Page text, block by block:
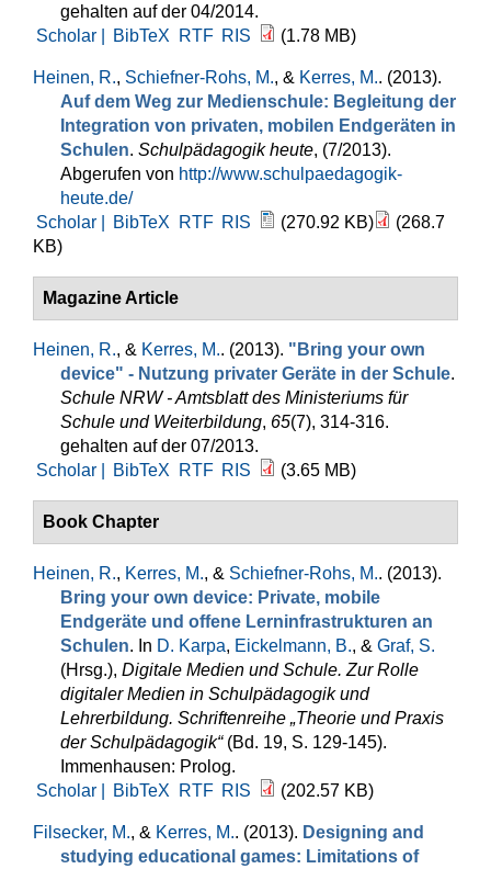
gehalten auf der 04/2014.
Scholar |
BibTeX RTF RIS (1.78 MB)
Heinen, R., Schiefner-Rohs, M., & Kerres, M.. (2013).
Auf dem Weg zur Medienschule: Begleitung der
Integration von privaten, mobilen Endgeräten in
Schulen. Schulpädagogik heute, (7/2013).
Abgerufen von http://www.schulpaedagogik-
heute.de/
Scholar |
BibTeX RTF RIS (270.92 KB)
(268.7
KB)
Magazine Article
Heinen, R., & Kerres, M.. (2013). "Bring your own
device" - Nutzung privater Geräte in der Schule.
Schule NRW - Amtsblatt des Ministeriums für
Schule und Weiterbildung, 65(7), 314-316.
gehalten auf der 07/2013.
Scholar |
BibTeX RTF RIS (3.65 MB)
Book Chapter
Heinen, R., Kerres, M., & Schiefner-Rohs, M.. (2013).
Bring your own device: Private, mobile
Endgeräte und offene Lern­infrastrukturen an
Schulen. In D. Karpa, Eickelmann, B., & Graf, S.
(Hrsg.), Digitale Medien und Schule. Zur Rolle
digitaler Medien in Schulpädagogik und
Lehrerbildung. Schriftenreihe „Theorie und Praxis
der Schulpädagogik“(Bd. 19, S. 129-145).
Immenhausen: Prolog.
Scholar |
BibTeX RTF RIS (202.57 KB)
Filsecker, M., & Kerres, M.. (2013). Designing and
studying educational games: Limitations of